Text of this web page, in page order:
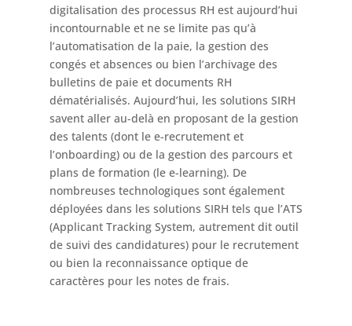
digitalisation des processus RH est aujourd’hui
incontournable et ne se limite pas qu’à
l’automatisation de la paie, la gestion des
congés et absences ou bien l’archivage des
bulletins de paie et documents RH
dématérialisés. Aujourd’hui, les solutions SIRH
savent aller au-delà en proposant de la gestion
des talents (dont le e-recrutement et
l’onboarding) ou de la gestion des parcours et
plans de formation (le e-learning). De
nombreuses technologiques sont également
déployées dans les solutions SIRH tels que l’ATS
(Applicant Tracking System, autrement dit outil
de suivi des candidatures) pour le recrutement
ou bien la reconnaissance optique de
caractères pour les notes de frais.